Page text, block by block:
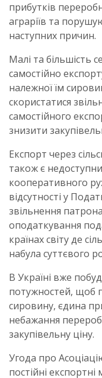
прибутків
аграріїв та
наступних причин.
Малі та більшість
самостійно
належної їм
скористатися
самостійного
знизити
Експорт через
також є
кооперативного
відсутності у
звільнення
оподаткування
країнах світу де
набула суттєвого
В Україні вже
потужностей, щоб
сировину, єдина
небажання
закупівельну ціну.
Угода про
постійні